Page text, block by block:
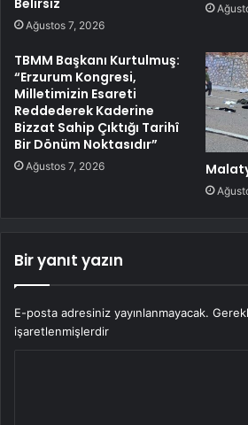
Ağustos 7, 2026
TBMM Başkanı Kurtulmuş:
“Erzurum Kongresi,
Milletimizin Esareti
Reddederek Kaderine
Bizzat Sahip Çıktığı Tarihî
Bir Dönüm Noktasıdır”
Ağustos 7, 2026
Bir yanıt yazın
E-posta adresiniz yayınlanmayacak.
işaretlenmişlerdir